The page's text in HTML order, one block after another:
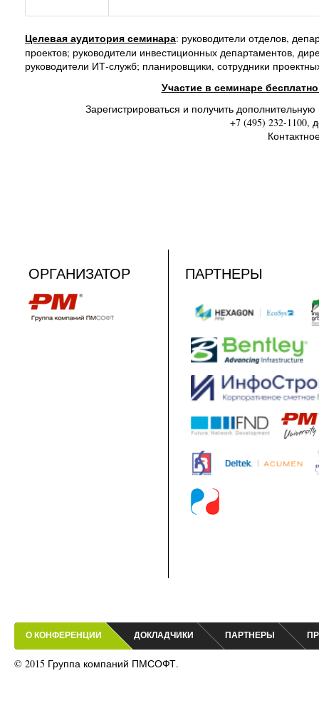
Целевая аудитория семинара: руководители отделов,
проектов; руководители инвестиционных департаментов,
руководители ИТ-служб; планировщики, сотрудники
Участие в семинаре
Зарегистрироваться и получить
+7 (495) 232-1100,
ОРГАНИЗАТОР ПАРТНЕРЫ
О КОНФЕРЕНЦИИ ДОКЛАДЧИКИ ПАРТНЕРЫ
© 2015 Группа компаний ПМСОФТ.